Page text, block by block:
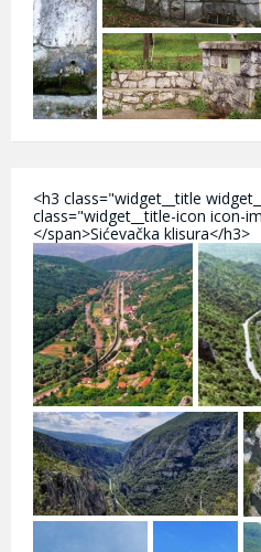
<h3 class="widget__title
class="widget__title-icon icon-
</span>Sićevačka klisura</h3>